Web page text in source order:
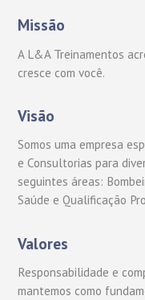
Missão
A L&A Treinamentos
cresce com você.
Visão
Somos uma empresa
e Consultorias para
seguintes áreas:
Saúde e Qualificação
Valores
Responsabilidade e
mantemos como